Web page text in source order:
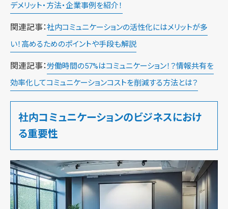
デメリット・方法・企業事例を紹介！
関連記事：社内コミュニケーションの活性化にはメリットが多
い！高めるためのポイントや手段も解説
関連記事： 労働時間の57%はコミュニケーション！？情報共有を
効率化してコミュニケーションコストを削減する方法とは？
社内コミュニケーションのビジネスにおけ
る重要性